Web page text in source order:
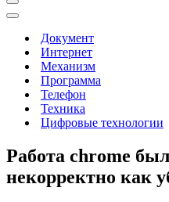
Меню
навигации
Меню
навигацииДокумент
Интернет
Механизм
Программа
Телефон
Техника
Цифровые технологии
Работа chrome
некорректно как